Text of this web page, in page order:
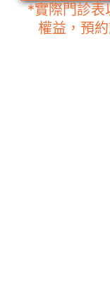
*實際門診表
權益，預